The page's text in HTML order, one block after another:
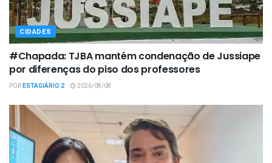
CIDADES
#Chapada: TJBA mantém condenação de Jussiape
por diferenças do piso dos professores
PORESTAGIÁRIO 2 2026/08/08